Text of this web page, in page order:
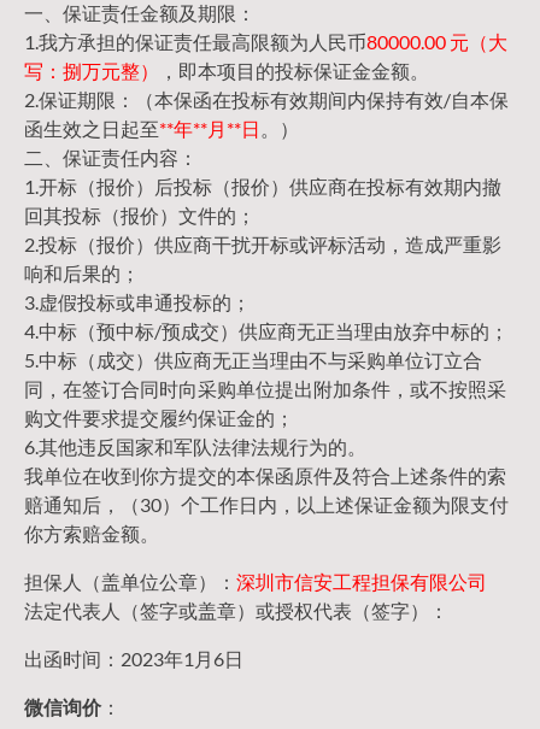
一、保证责任金额及期限：
1.我方承担的保证责任最高限额为人民币80000.00 元（大
写：捌万元整）
，即本项目的投标保证金金额。
2.保证期限：（本保函在投标有效期间内保持有效/自本保
函生效之日起至**年**月**日 。）
二、保证责任内容：
1.开标（报价）后投标（报价）供应商在投标有效期内撤
回其投标（报价）文件的；
2.投标（报价）供应商干扰开标或评标活动，造成严重影
响和后果的；
3.虚假投标或串通投标的；
4.中标（预中标/预成交）供应商无正当理由放弃中标的；
5.中标（成交）供应商无正当理由不与采购单位订立合
同，在签订合同时向采购单位提出附加条件，或不按照采
购文件要求提交履约保证金的；
6.其他违反国家和军队法律法规行为的。
我单位在收到你方提交的本保函原件及符合上述条件的索
赔通知后，（30）个工作日内，以上述保证金额为限支付
你方索赔金额。
担保人（盖单位公章）： 深圳市信安工程担保有限公司
法定代表人（签字或盖章）或授权代表（签字）：
出函时间：2023年1月6日
微信询价：